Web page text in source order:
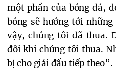
một phần của bóng đá,
bóng sẽ hướng tới
vậy, chúng tôi đã thua.
đôi khi chúng tôi thua.
bị cho giải đấu tiếp theo”.